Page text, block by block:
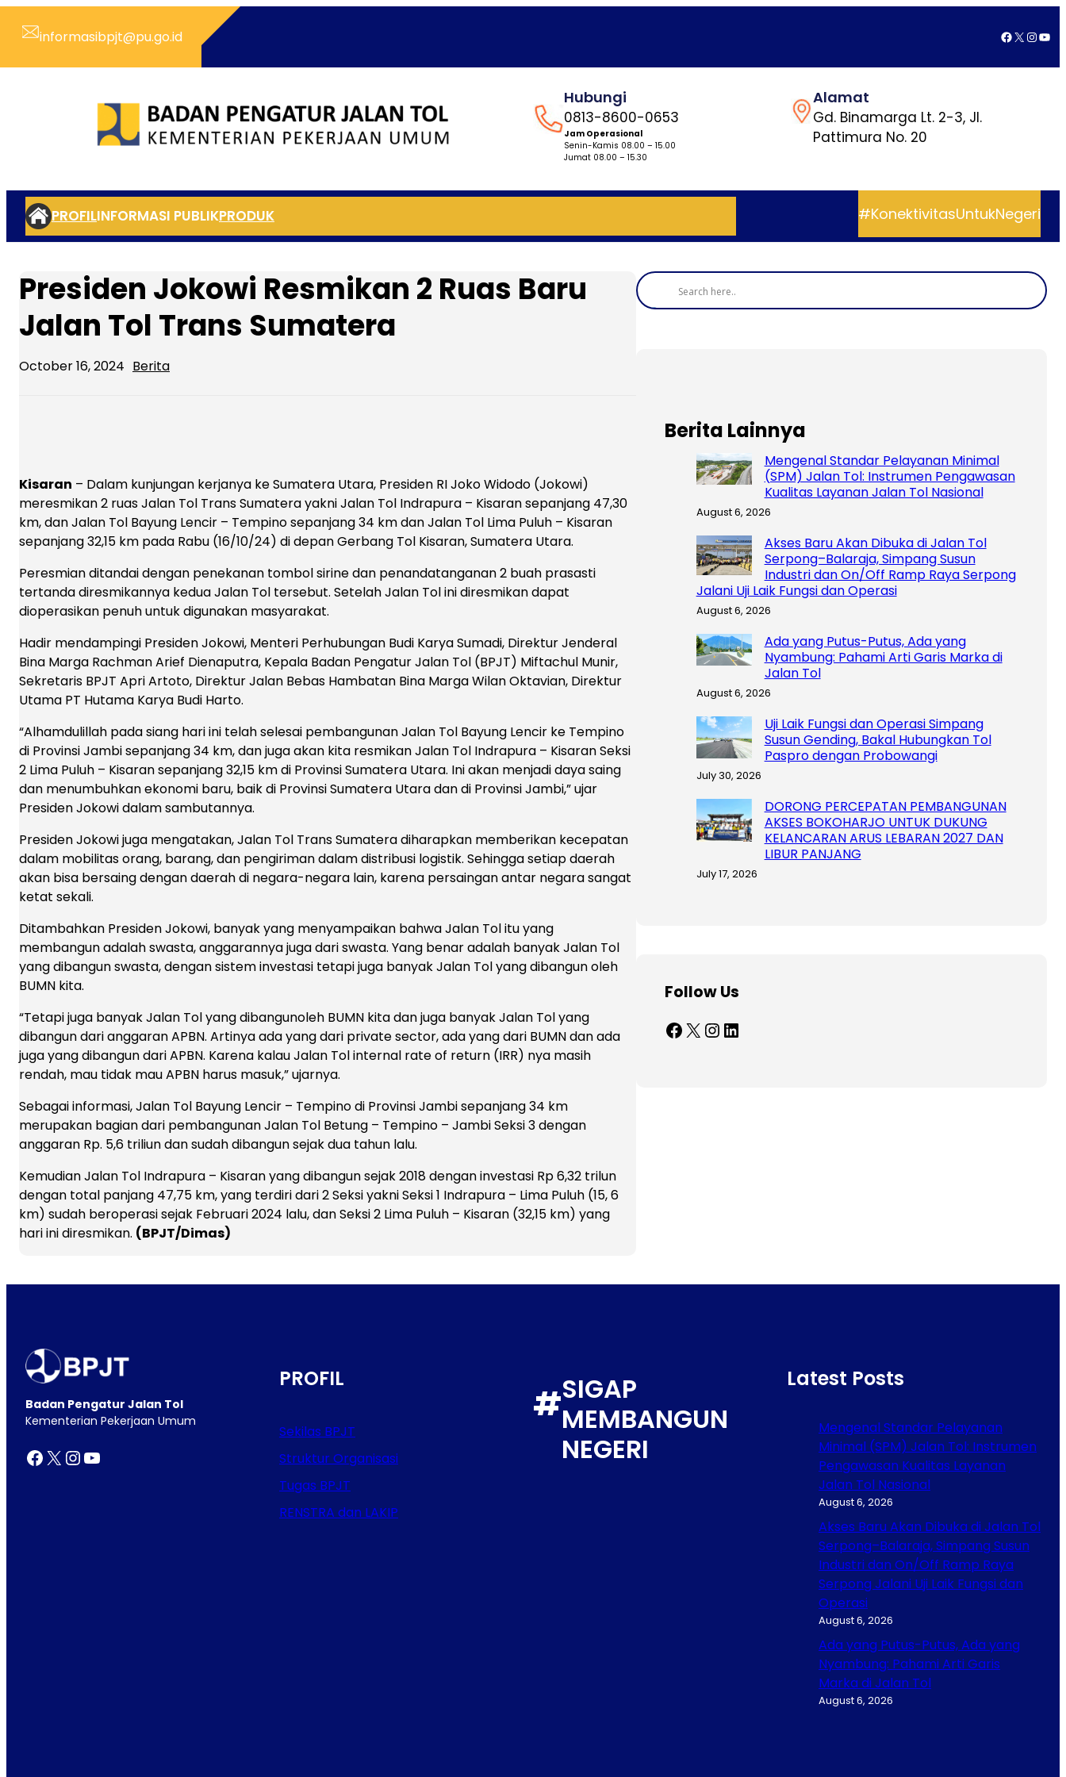
informasibpjt@pu.go.id Facebook
X
Hubungi
0813-8600-0653
Jam Operasional
Senin-Kamis 08.00 – 15.00
Jumat 08.00 – 15.30
Alamat
Gd. Binamarga Lt. 2-3, Jl.
Pattimura No. 20
PROFILINFORMASI PUBLIKPRODUK #KonektivitasUntukNegeri
Presiden Jokowi Resmikan 2 Ruas Baru
Jalan Tol Trans Sumatera
October 16, 2024 Berita
Kisaran – Dalam kunjungan kerjanya ke Sumatera Utara, Presiden RI Joko Widodo (Jokowi)
meresmikan 2 ruas Jalan Tol Trans Sumatera yakni Jalan Tol Indrapura – Kisaran sepanjang 47,30
km, dan Jalan Tol Bayung Lencir – Tempino sepanjang 34 km dan Jalan Tol Lima Puluh – Kisaran
sepanjang 32,15 km pada Rabu (16/10/24) di depan Gerbang Tol Kisaran, Sumatera Utara.
Peresmian ditandai dengan penekanan tombol sirine dan penandatanganan 2 buah prasasti
tertanda diresmikannya kedua Jalan Tol tersebut. Setelah Jalan Tol ini diresmikan dapat
dioperasikan penuh untuk digunakan masyarakat.
Hadir mendampingi Presiden Jokowi, Menteri Perhubungan Budi Karya Sumadi, Direktur Jenderal
Bina Marga Rachman Arief Dienaputra, Kepala Badan Pengatur Jalan Tol (BPJT) Miftachul Munir,
Sekretaris BPJT Apri Artoto, Direktur Jalan Bebas Hambatan Bina Marga Wilan Oktavian, Direktur
Utama PT Hutama Karya Budi Harto.
“Alhamdulillah pada siang hari ini telah selesai pembangunan Jalan Tol Bayung Lencir ke Tempino
di Provinsi Jambi sepanjang 34 km, dan juga akan kita resmikan Jalan Tol Indrapura – Kisaran Seksi
2 Lima Puluh – Kisaran sepanjang 32,15 km di Provinsi Sumatera Utara. Ini akan menjadi daya saing
dan menumbuhkan ekonomi baru, baik di Provinsi Sumatera Utara dan di Provinsi Jambi,” ujar
Presiden Jokowi dalam sambutannya.
Presiden Jokowi juga mengatakan, Jalan Tol Trans Sumatera diharapkan memberikan kecepatan
dalam mobilitas orang, barang, dan pengiriman dalam distribusi logistik. Sehingga setiap daerah
akan bisa bersaing dengan daerah di negara-negara lain, karena persaingan antar negara sangat
ketat sekali.
Ditambahkan Presiden Jokowi, banyak yang menyampaikan bahwa Jalan Tol itu yang
membangun adalah swasta, anggarannya juga dari swasta. Yang benar adalah banyak Jalan Tol
yang dibangun swasta, dengan sistem investasi tetapi juga banyak Jalan Tol yang dibangun oleh
BUMN kita.
“Tetapi juga banyak Jalan Tol yang dibangunoleh BUMN kita dan juga banyak Jalan Tol yang
dibangun dari anggaran APBN. Artinya ada yang dari private sector, ada yang dari BUMN dan ada
juga yang dibangun dari APBN. Karena kalau Jalan Tol internal rate of return (IRR) nya masih
rendah, mau tidak mau APBN harus masuk,” ujarnya.
Sebagai informasi, Jalan Tol Bayung Lencir – Tempino di Provinsi Jambi sepanjang 34 km
merupakan bagian dari pembangunan Jalan Tol Betung – Tempino – Jambi Seksi 3 dengan
anggaran Rp. 5,6 triliun dan sudah dibangun sejak dua tahun lalu.
Kemudian Jalan Tol Indrapura – Kisaran yang dibangun sejak 2018 dengan investasi Rp 6,32 trilun
dengan total panjang 47,75 km, yang terdiri dari 2 Seksi yakni Seksi 1 Indrapura – Lima Puluh (15, 6
km) sudah beroperasi sejak Februari 2024 lalu, dan Seksi 2 Lima Puluh – Kisaran (32,15 km) yang
hari ini diresmikan. (BPJT/Dimas)
Berita Lainnya
Mengenal Standar Pelayanan Minimal
(SPM) Jalan Tol: Instrumen Pengawasan
Kualitas Layanan Jalan Tol Nasional
August 6, 2026
Akses Baru Akan Dibuka di Jalan Tol
Serpong–Balaraja, Simpang Susun
Industri dan On/Off Ramp Raya Serpong
Jalani Uji Laik Fungsi dan Operasi
August 6, 2026
Ada yang Putus-Putus, Ada yang
Nyambung: Pahami Arti Garis Marka di
Jalan Tol
August 6, 2026
Uji Laik Fungsi dan Operasi Simpang
Susun Gending, Bakal Hubungkan Tol
Paspro dengan Probowangi
July 30, 2026
DORONG PERCEPATAN PEMBANGUNAN
AKSES BOKOHARJO UNTUK DUKUNG
KELANCARAN ARUS LEBARAN 2027 DAN
LIBUR PANJANG
July 17, 2026
Follow Us
Facebook X InstagramLinkedIn
Badan Pengatur Jalan Tol
Kementerian Pekerjaan Umum
Facebook X InstagramYouTube
PROFIL
Sekilas BPJT
Struktur Organisasi
Tugas BPJT
RENSTRA dan LAKIP
#SIGAP
MEMBANGUN
NEGERI
Latest Posts
Mengenal Standar Pelayanan
Minimal (SPM) Jalan Tol: Instrumen
Pengawasan Kualitas Layanan
Jalan Tol Nasional
August 6, 2026
Akses Baru Akan Dibuka di Jalan Tol
Serpong–Balaraja, Simpang Susun
Industri dan On/Off Ramp Raya
Serpong Jalani Uji Laik Fungsi dan
Operasi
August 6, 2026
Ada yang Putus-Putus, Ada yang
Nyambung: Pahami Arti Garis
Marka di Jalan Tol
August 6, 2026